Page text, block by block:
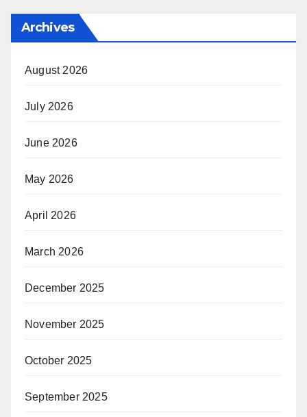
Archives
August 2026
July 2026
June 2026
May 2026
April 2026
March 2026
December 2025
November 2025
October 2025
September 2025